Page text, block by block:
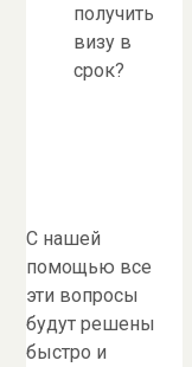
получить
визу в
срок?
С нашей
помощью все
эти вопросы
будут решены
быстро и